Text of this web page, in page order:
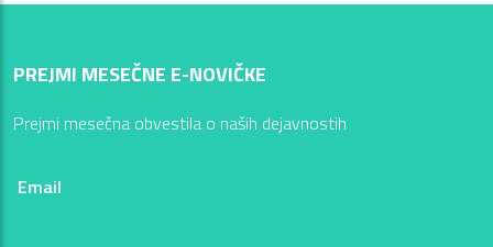
PREJMI MESEČNE E-NOVIČKE
Prejmi mesečna obvestila o naših dejavnostih
Email